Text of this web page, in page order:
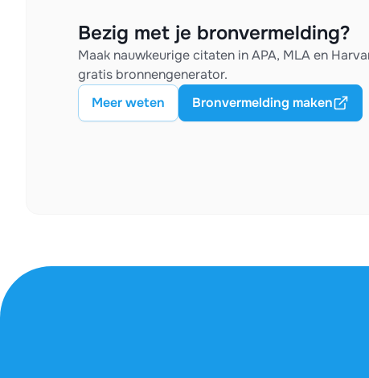
Bezig met je bronvermelding?
Maak nauwkeurige citaten in APA, MLA en
gratis bronnengenerator.
Meer weten
Bronvermelding maken